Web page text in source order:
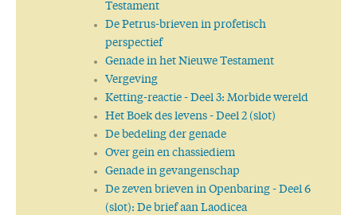
Testament
De Petrus-brieven in profetisch
perspectief
Genade in het Nieuwe Testament
Vergeving
Ketting-reactie- Deel 3: Morbide wereld
Het Boek des levens- Deel 2 (slot)
De bedeling der genade
Over gein en chassiediem
Genade in gevangenschap
De zeven brieven in Openbaring- Deel 6
(slot): De brief aan Laodicea